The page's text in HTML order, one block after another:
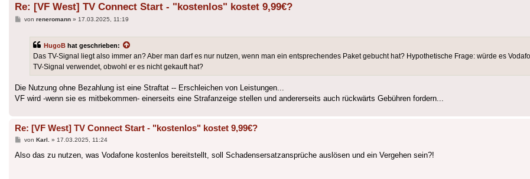
Re: [VF West] TV Connect Start - "kostenlos" kostet 9,99€?
Beitrag
von reneromann» 17.03.2025, 11:19
HugoB hat geschrieben:
Das TV-Signal liegt also immer an? Aber man darf es nur nutzen, wenn man ein entsprechendes Paket gebucht hat? Hypothetische Frage: würde es
TV-Signal verwendet, obwohl er es nicht gekauft hat?
Die Nutzung ohne Bezahlung ist eine Straftat -- Erschleichen von Leistungen...
VF wird -wenn sie es mitbekommen- einerseits eine Strafanzeige stellen und andererseits auch rückwärts Gebühren fordern...
Re: [VF West] TV Connect Start - "kostenlos" kostet 9,99€?
Beitrag
von Karl. » 17.03.2025, 11:24
Also das zu nutzen, was Vodafone kostenlos bereitstellt, soll Schadensersatzansprüche auslösen und ein Vergehen sein?!